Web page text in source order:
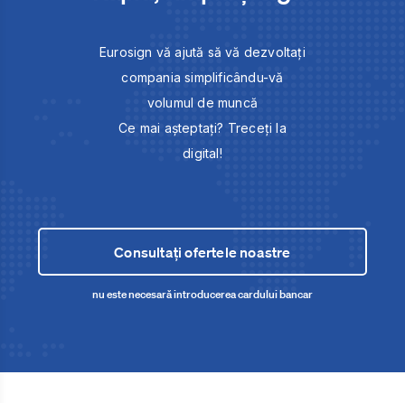
Eurosign vă ajută să vă dezvoltați
compania simplificându-vă
volumul de muncă
Ce mai așteptați? Treceți la
digital!
Consultați ofertele noastre
nu este necesară introducerea cardului bancar